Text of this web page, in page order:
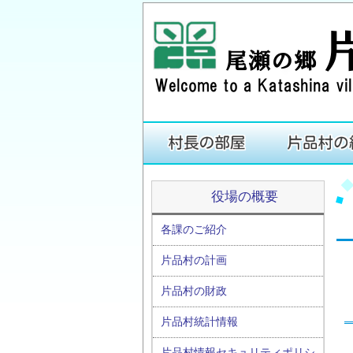
役場の概要
各課のご紹介
片品村の計画
片品村の財政
片品村統計情報